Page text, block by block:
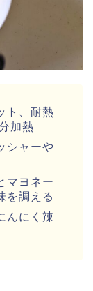
ト、耐熱
加熱
シャーや
マヨネー
を調える
んにく辣